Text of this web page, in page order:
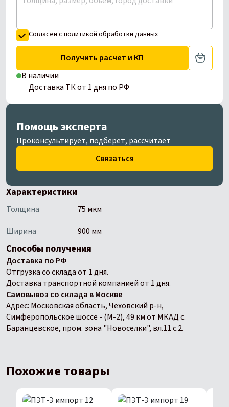
Характеристики
Толщина
75 мкм
Ширина
900 мм
Способы получения
Доставка по РФ
Отгрузка со склада от 1 дня.
Доставка транспортной компанией от 1 дня.
Самовывоз со склада в Москве
Адрес: Московская область, Чеховский р-н,
Симферопольское шоссе - (М-2), 49 км от МКАД с.
Баранцевское, пром. зона "Новоселки", вл.11 с.2.
Согласен с политикой обработки данных
Получить расчет и КП
В наличии
Доставка ТК от 1 дня по РФ
Помощь эксперта
Проконсультирует, подберет, рассчитает
Связаться
Похожие товары